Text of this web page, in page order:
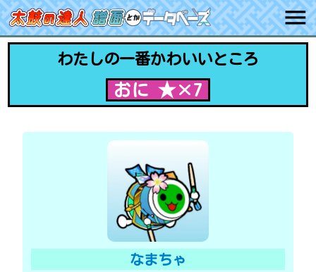
わたしの一番かわいいところ
おに ★×7
なまちゃ